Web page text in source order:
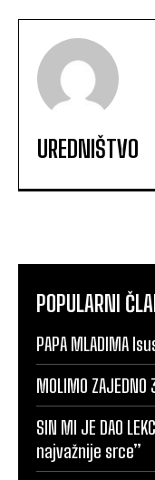
UREDNIŠTVO
POPULARNI
PAPA MLADIMA
MOLIMO
SIN MI JE DAO
najvažnije srce”